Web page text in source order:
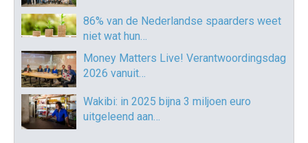
86% van de Nederlandse spaarders weet
niet wat hun…
Money Matters Live! Verantwoordingsdag
2026 vanuit…
Wakibi: in 2025 bijna 3 miljoen euro
uitgeleend aan…